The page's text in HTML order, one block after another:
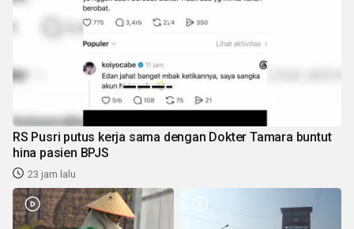
RS Pusri putus kerja sama dengan Dokter Tamara buntut
hina pasien BPJS
23 jam lalu